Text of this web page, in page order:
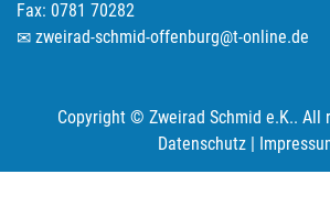
Fax: 0781 70282
zweirad-schmid-offenburg@t-online.de
Copyright © Zweirad Schmid e.K.. All
Datenschutz|